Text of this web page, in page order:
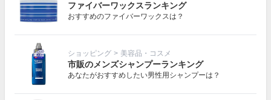
ファイバーワックスランキング
おすすめのファイバーワックスは？
ショッピング > 美容品・コスメ
市販のメンズシャンプーランキング
あなたがおすすめしたい男性用シャンプーは？